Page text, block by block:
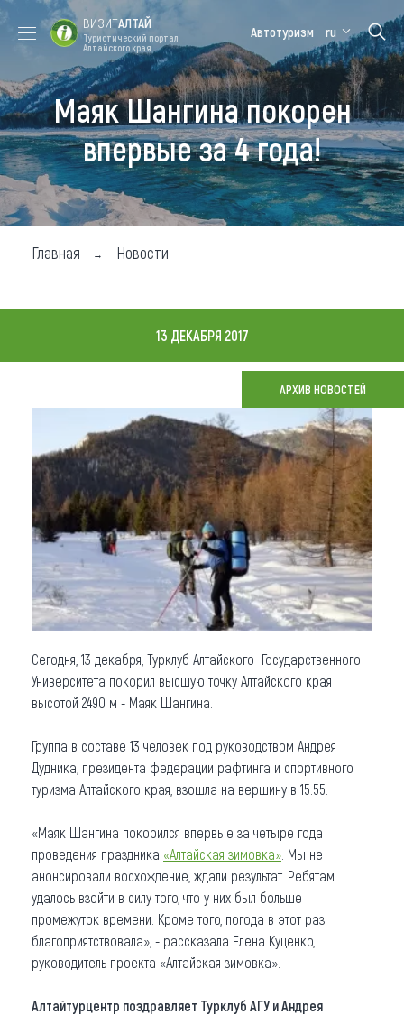
Форум VISIT
ALTAI
Цветение
маральника
Медицинский
форум
Алтайская
зимовка
Туры
Где побывать
Где поесть
Карта
Что привезти (сувениры)
О регионе
Коллекция впечатлений
Другие рубрики
ВИЗИТАЛТАЙ
Туристический портал
Алтайского края
Автотуризм ru
Маяк Шангина покорен
впервые за 4 года!
Главная Новости
13 ДЕКАБРЯ 2017
АРХИВ НОВОСТЕЙ
Сегодня, 13 декабря, Турклуб Алтайского Государственного
Университета покорил высшую точку Алтайского края
высотой 2490 м - Маяк Шангина.
Группа в составе 13 человек под руководством Андрея
Дудника, президента федерации рафтинга и спортивного
туризма Алтайского края, взошла на вершину в 15:55.
«Маяк Шангина покорился впервые за четыре года
проведения праздника «Алтайская зимовка» . Мы не
анонсировали восхождение, ждали результат. Ребятам
удалось взойти в силу того, что у них был больше
промежуток времени. Кроме того, погода в этот раз
благоприятствовала», - рассказала Елена Куценко,
руководитель проекта «Алтайская зимовка».
Алтайтурцентр поздравляет Турклуб АГУ и Андрея